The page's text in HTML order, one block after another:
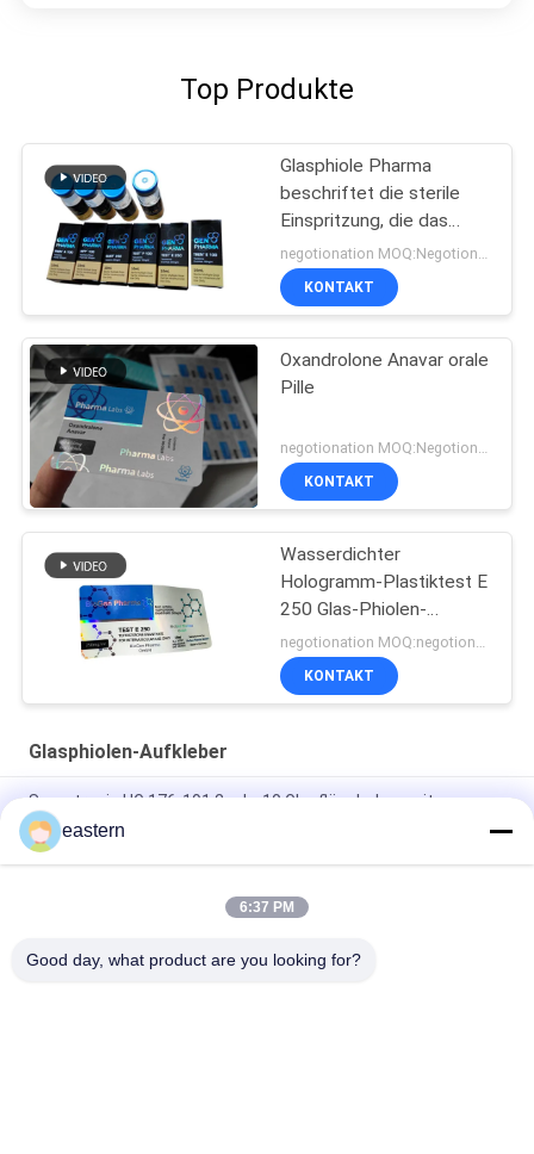
Top Produkte
Glasphiole Pharma
beschriftet die sterile
Einspritzung, die das
pharmazeutische
Verpacken druckt
negotionation MOQ:Negotionation
KONTAKT
Oxandrolone Anavar orale
Pille
KONTAKT
Wasserdichter
Hologramm-Plastiktest E
250 Glas-Phiolen-
Aufkleber
KONTAKT
Glasphiolen-Aufkleber
Somatropin HG 176-191 2 ml x 10 Glasfläschchen mit
Etiketten
Tren-Acetat-Fläschchen-Fläschchen-Etiketten mit
eastern
6:37 PM
Good day, what product are you looking for?